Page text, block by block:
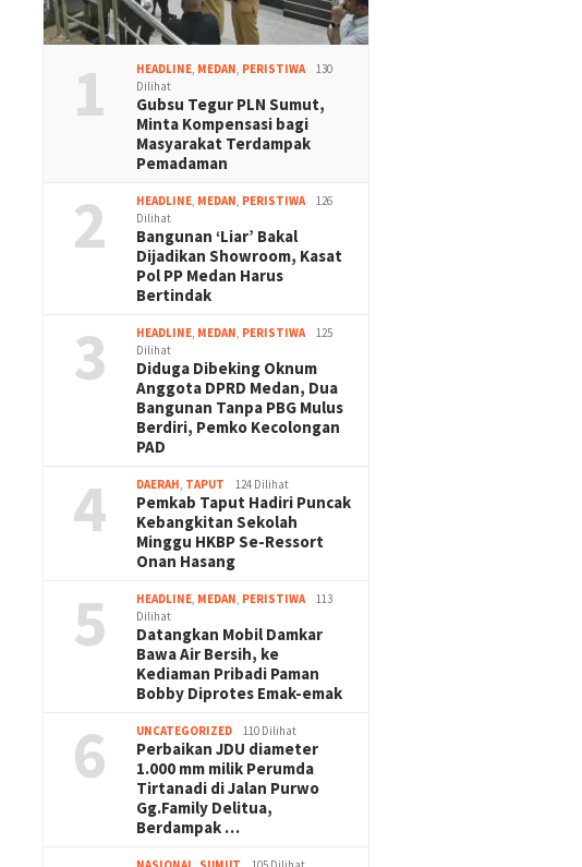
1 HEADLINE, MEDAN, PERISTIWA
130
Dilihat
Gubsu Tegur PLN Sumut,
Minta Kompensasi bagi
Masyarakat Terdampak
Pemadaman
2 HEADLINE, MEDAN, PERISTIWA
126
Dilihat
Bangunan ‘Liar’ Bakal
Dijadikan Showroom, Kasat
Pol PP Medan Harus
Bertindak
3 HEADLINE, MEDAN, PERISTIWA
125
Dilihat
Diduga Dibeking Oknum
Anggota DPRD Medan, Dua
Bangunan Tanpa PBG Mulus
Berdiri, Pemko Kecolongan
PAD
4 DAERAH, TAPUT 124 Dilihat
Pemkab Taput Hadiri Puncak
Kebangkitan Sekolah
Minggu HKBP Se-Ressort
Onan Hasang
5 HEADLINE, MEDAN, PERISTIWA
113
Dilihat
Datangkan Mobil Damkar
Bawa Air Bersih, ke
Kediaman Pribadi Paman
Bobby Diprotes Emak-emak
6 UNCATEGORIZED 110 Dilihat
Perbaikan JDU diameter
1.000 mm milik Perumda
Tirtanadi di Jalan Purwo
Gg.Family Delitua,
Berdampak …